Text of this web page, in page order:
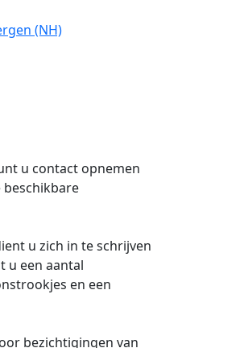
(NH)
u contact opnemen
beschikbare
u zich in te schrijven
u een aantal
en een
bezichtigingen van